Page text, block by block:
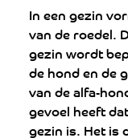
In een gezin
van de roedel.
gezin wordt
de hond en de
van de alfa-
gevoel heeft
gezin is. Het is